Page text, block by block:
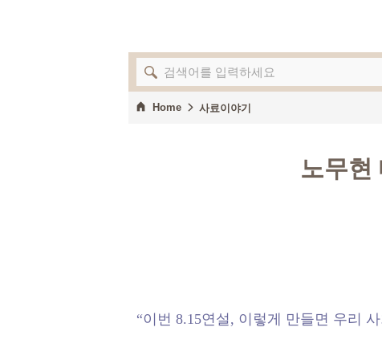
Home 사료이야기
노무현
“이번 8.15연설, 이렇게 만들면 우리